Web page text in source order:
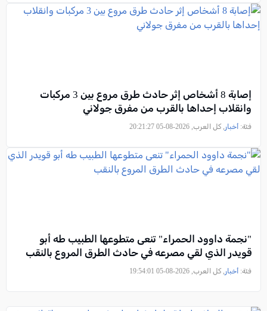
إصابة 8 أشخاص إثر حادث طرق مروع بين 3 مركبات
وانقلاب إحداها بالقرب من مفرق جولاني
فئة: أخبار , كل العرب, 2026-08-05 20:21:27
"نجمة داوود الحمراء" تنعى متطوعها الطبيب طه أبو
قويدر الذي لقي مصرعه في حادث الطرق المروع بالنقب
فئة: أخبار , كل العرب, 2026-08-05 19:54:01